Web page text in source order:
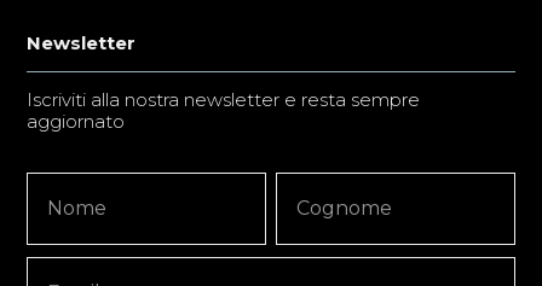
Newsletter
Iscriviti alla nostra newsletter e resta sempre
aggiornato
Signup
Copy